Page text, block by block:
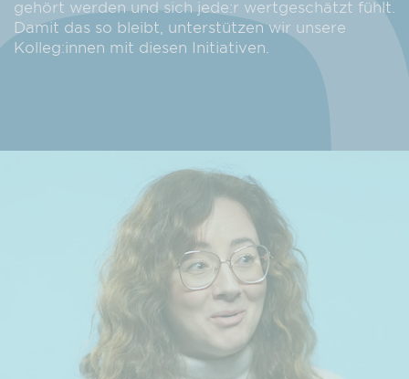
gehört werden und sich jede:r wertgeschätzt fühlt.
Damit das so bleibt, unterstützen wir unsere
Kolleg:innen mit diesen Initiativen.